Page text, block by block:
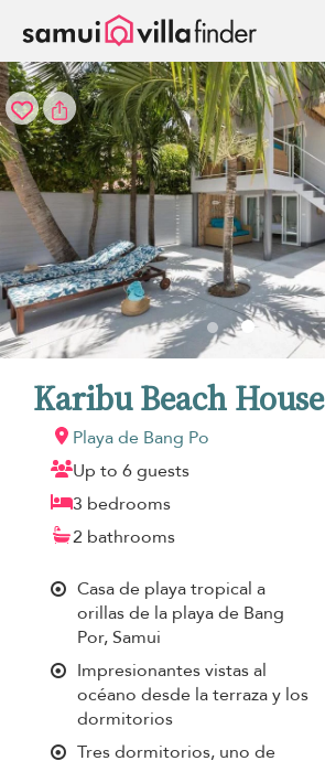
Karibu Beach House
Playa de Bang Po
Up to 6 guests
3 bedrooms
2 bathrooms
Casa de playa tropical a
orillas de la playa de Bang
Por, Samui
Impresionantes vistas al
océano desde la terraza y los
dormitorios
Tres dormitorios, uno de
Panel de gestión de cookies